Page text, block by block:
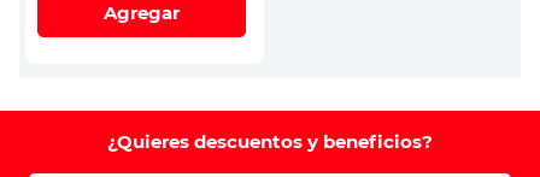
Agregar
¿Quieres descuentos y beneficios?